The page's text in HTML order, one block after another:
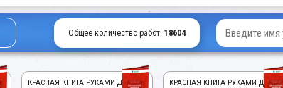
Общее количество работ: 18604
КРАСНАЯ КНИГА РУКАМИ ДЕТЕЙ!
КРАСНАЯ КНИГА РУКАМИ ДЕТЕЙ!